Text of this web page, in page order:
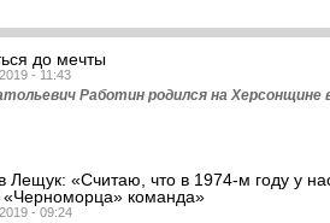
до мечты
- 11:43
Работин родился на Херсонщине в
Лещук: «Считаю, что в 1974-м году у
«Черноморца» команда»
- 09:24